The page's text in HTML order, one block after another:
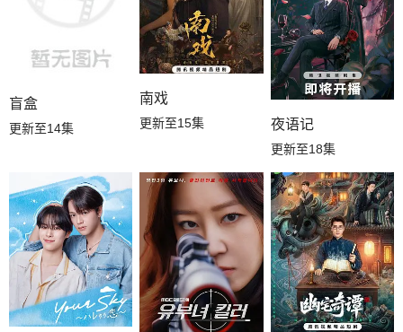
盲盒
更新至14集
南戏
更新至15集 夜语记
更新至18集